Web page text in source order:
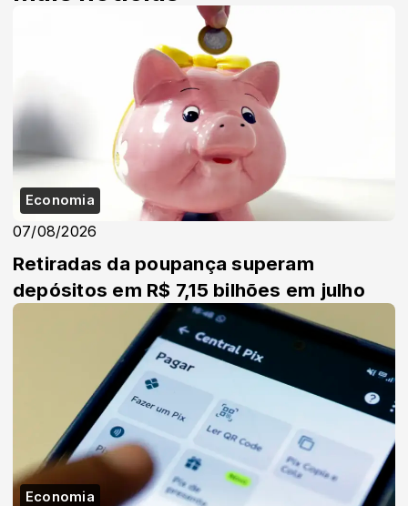
Economia
07/08/2026
Retiradas da poupança superam
depósitos em R$ 7,15 bilhões em julho
Economia